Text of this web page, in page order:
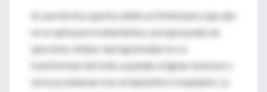
Es una técnica que ha valido un Nobel pero que aún
no es apta para tratamientos, porque puede ser
que estas células reprogramadas no se
transformen del todo y puedan originar tumores u
otros problemas tras un hipotético trasplante. La